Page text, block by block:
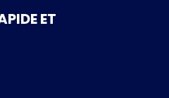
ET